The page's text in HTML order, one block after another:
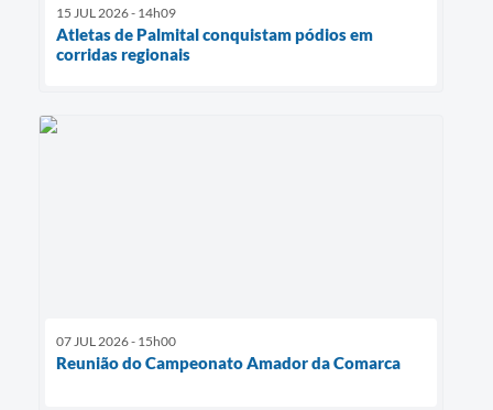
15 JUL 2026 - 14h09
Atletas de Palmital conquistam pódios em
corridas regionais
07 JUL 2026 - 15h00
Reunião do Campeonato Amador da Comarca